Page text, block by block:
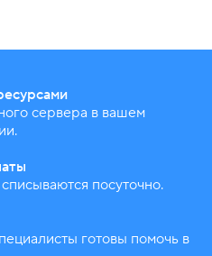
сервера в вашем
посуточно.
готовы помочь в